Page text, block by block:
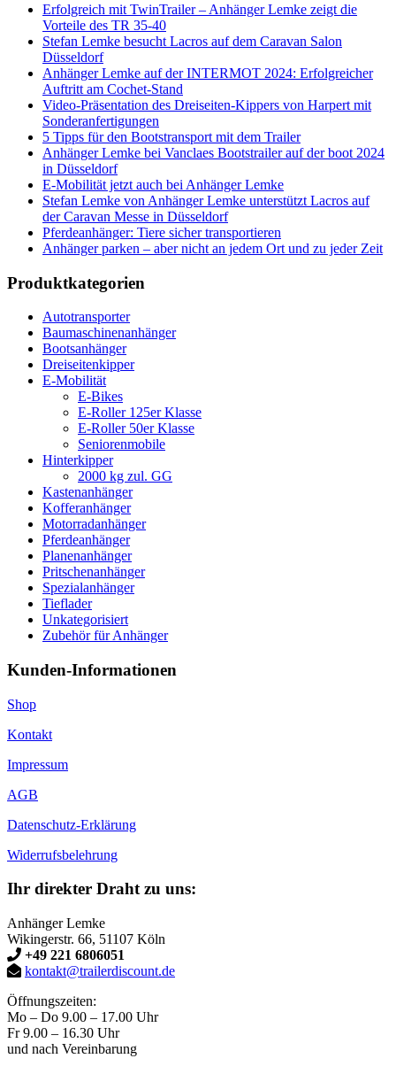
Erfolgreich mit TwinTrailer – Anhänger Lemke zeigt die
Vorteile des TR 35-40
Stefan Lemke besucht Lacros auf dem Caravan Salon
Düsseldorf
Anhänger Lemke auf der INTERMOT 2024: Erfolgreicher
Auftritt am Cochet-Stand
Video-Präsentation des Dreiseiten-Kippers von Harpert mit
Sonderanfertigungen
5 Tipps für den Bootstransport mit dem Trailer
Anhänger Lemke bei Vanclaes Bootstrailer auf der boot 2024
in Düsseldorf
E-Mobilität jetzt auch bei Anhänger Lemke
Stefan Lemke von Anhänger Lemke unterstützt Lacros auf
der Caravan Messe in Düsseldorf
Pferdeanhänger: Tiere sicher transportieren
Anhänger parken – aber nicht an jedem Ort und zu jeder Zeit
Produktkategorien
Autotransporter
Baumaschinenanhänger
Bootsanhänger
Dreiseitenkipper
E-Mobilität
E-Bikes
E-Roller 125er Klasse
E-Roller 50er Klasse
Seniorenmobile
Hinterkipper
2000 kg zul. GG
Kastenanhänger
Kofferanhänger
Motorradanhänger
Pferdeanhänger
Planenanhänger
Pritschenanhänger
Spezialanhänger
Tieflader
Unkategorisiert
Zubehör für Anhänger
Kunden-Informationen
Shop
Kontakt
Impressum
AGB
Datenschutz-Erklärung
Widerrufsbelehrung
Ihr direkter Draht zu uns:
Anhänger Lemke
Wikingerstr. 66, 51107 Köln
+49 221 6806051
kontakt@trailerdiscount.de
Öffnungszeiten:
Mo – Do 9.00 – 17.00 Uhr
Fr 9.00 – 16.30 Uhr
und nach Vereinbarung